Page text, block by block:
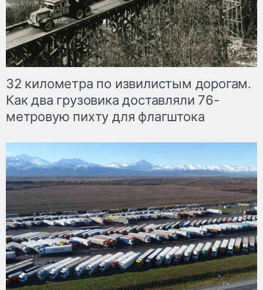
32 километра по извилистым дорогам.
Как два грузовика доставляли 76-
метровую пихту для флагштока